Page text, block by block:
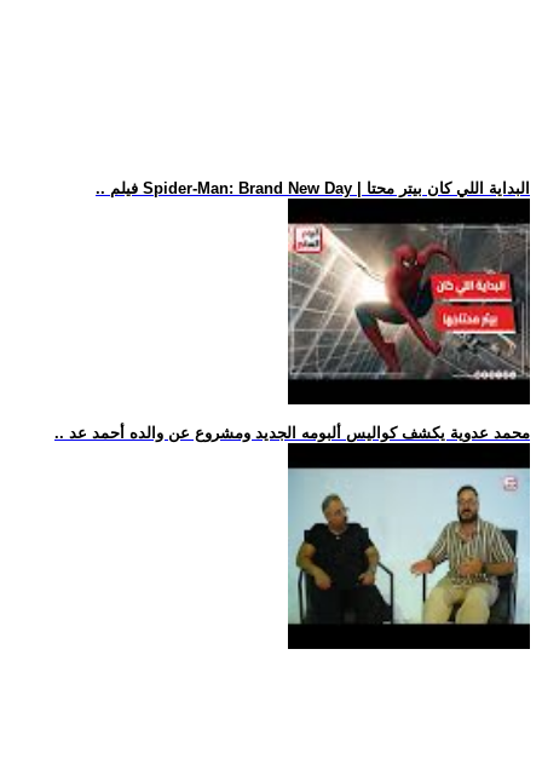
.. فيلم Spider-Man: Brand New Day | البداية اللي كان بيتر محتا
.. محمد عدوية يكشف كواليس ألبومه الجديد ومشروع عن والده أحمد عد